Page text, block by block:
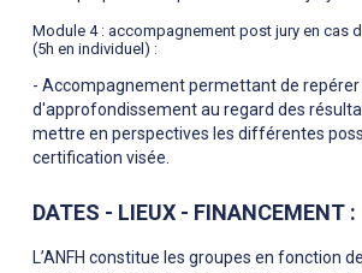
Module 4 : accompagnement post jury en cas
(5h en individuel) :
- Accompagnement permettant de repérer
d'approfondissement au regard des
mettre en perspectives les différentes
certification visée.
DATES - LIEUX - FINANCEMENT :
L’ANFH constitue les groupes en fonction